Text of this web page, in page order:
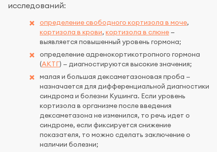
исследований:
определение свободного кортизола в моче,
кортизола в крови, кортизола в слюне —
выявляется повышенный уровень гормона;
определение адренокортикотропного гормона
(АКТГ) — диагностируются высокие значения;
малая и большая дексаметазоновая проба —
назначается для дифференциальной диагностики
синдрома и болезни Кушинга. Если уровень
кортизола в организме после введения
дексаметазона не изменился, то речь идет о
синдроме, если фиксируется снижение
показателя, то можно сделать заключение о
наличии болезни;